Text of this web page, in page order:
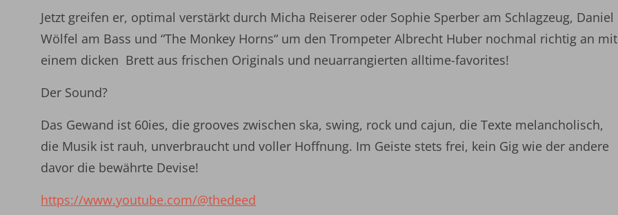
Jetzt greifen er, optimal verstärkt durch Micha Reiserer oder Sophie Sperber am Schlagzeug, Daniel
Wölfel am Bass und “The Monkey Horns“ um den Trompeter Albrecht Huber nochmal richtig an mit
einem dicken Brett aus frischen Originals und neuarrangierten alltime-favorites!
Der Sound?
Das Gewand ist 60ies, die grooves zwischen ska, swing, rock und cajun, die Texte melancholisch,
die Musik ist rauh, unverbraucht und voller Hoffnung. Im Geiste stets frei, kein Gig wie der andere
davor die bewährte Devise!
https://www.youtube.com/@thedeed